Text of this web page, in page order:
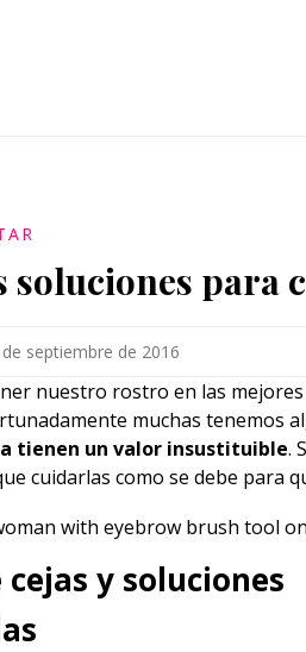
soluciones para
septiembre de 2016
nuestro rostro en las
muchas tenemos
tienen un valor insustituible.
cuidarlas como se debe para
y soluciones